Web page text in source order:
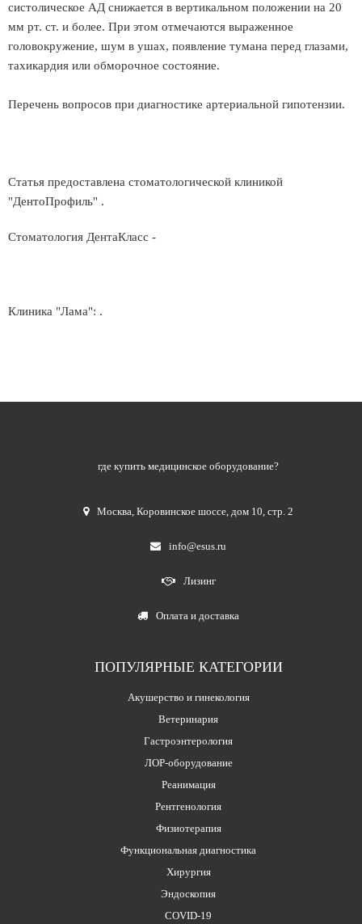
систолическое АД снижается в вертикальном положении на 20
мм рт. ст. и более. При этом отмечаются выраженное
головокружение, шум в ушах, появление тумана перед глазами,
тахикардия или обморочное состояние.
Перечень вопросов при диагностике артериальной гипотензии.
Статья предоставлена стоматологической клиникой
"ДентоПрофиль" .
Стоматология ДентаКласс -
Клиника "Лама": .
где купить медицинское оборудование?
Москва,Коровинское шоссе, дом 10, стр. 2
info@esus.ru
Лизинг
Оплата и доставка
ПОПУЛЯРНЫЕ КАТЕГОРИИ
Акушерство и гинекология
Ветеринария
Гастроэнтерология
ЛОР-оборудование
Реанимация
Рентгенология
Физиотерапия
Функциональная диагностика
Хирургия
Эндоскопия
COVID-19